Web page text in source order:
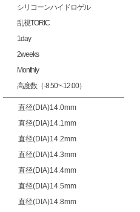
シリコーンハイドロゲル
乱視TORIC
1day
2weeks
Monthly
高度数（-8.50~-12.00）
直径(DIA)14.0mm
直径(DIA)14.1mm
直径(DIA)14.2mm
直径(DIA)14.3mm
直径(DIA)14.4mm
直径(DIA)14.5mm
直径(DIA)14.8mm